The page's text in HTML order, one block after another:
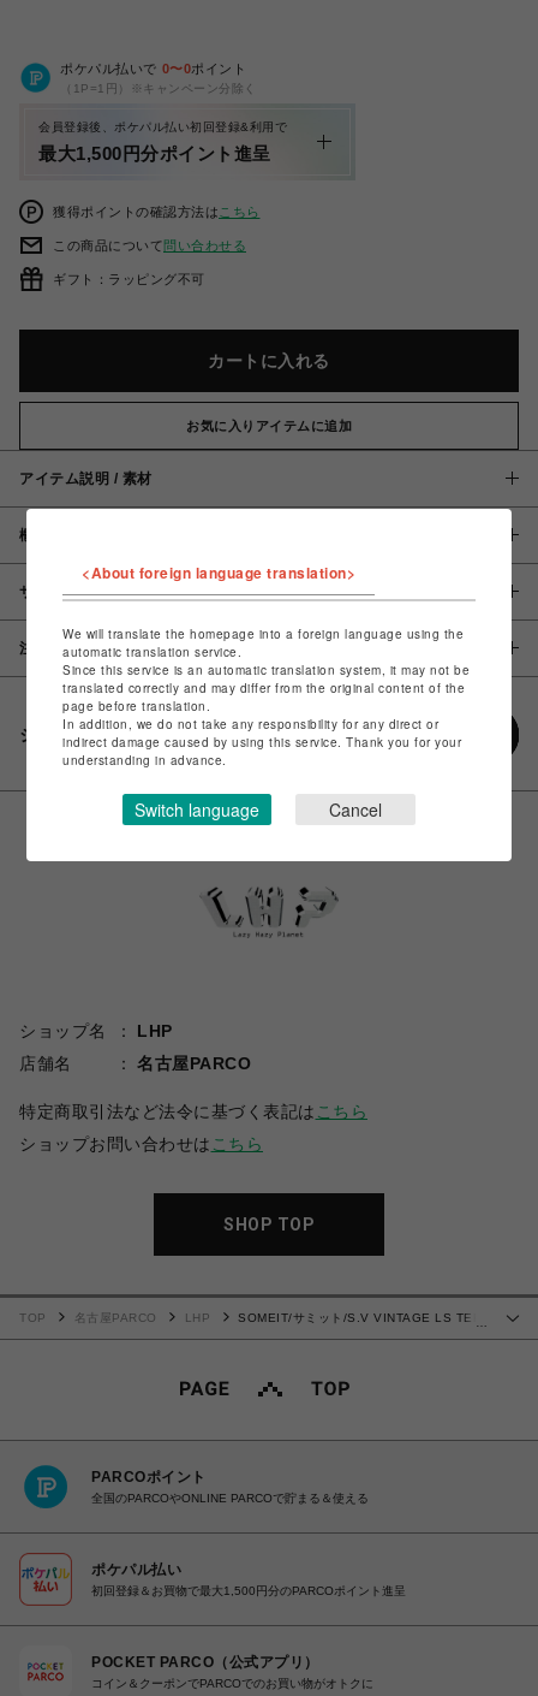
ポケパル払いで 0〜0ポイント
（1P=1円）※キャンペーン分除く
会員登録後、ポケパル払い初回登録&利用で
最大1,500円分ポイント進呈
獲得ポイントの確認方法は こちら
この商品について問い合わせる
ギフト：ラッピング不可
カートに入れる
お気に入りアイテムに追加
アイテム説明 / 素材
概要
サイズ
注意事項
シェアする
ショップ名
LHP
店舗名
名古屋PARCO
特定商取引法など法令に基づく表記は こちら
ショップお問い合わせは こちら
SHOP TOP
…
TOP 名古屋PARCO LHP
SOMEIT/サミット/S.V VINTAGE LS TEE
PARCOポイント
全国のPARCOやONLINE PARCOで貯まる＆使える
ポケパル払い
初回登録＆お買物で最大1,500円分のPARCOポイント進呈
POCKET PARCO（公式アプリ）
コイン＆クーポンでPARCOでのお買い物がオトクに
<About foreign language translation>
We will translate the homepage into a foreign language using the
automatic translation service.
Since this service is an automatic translation system, it may not be
translated correctly and may differ from the original content of the
page before translation.
In addition, we do not take any responsibility for any direct or
indirect damage caused by using this service. Thank you for your
understanding in advance.
Switch language Cancel